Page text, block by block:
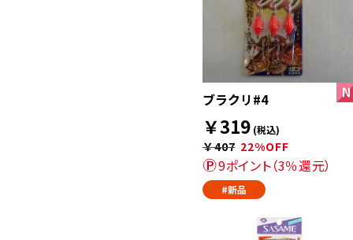
ブラクリ#4
￥319 (税込)
￥407 22%OFF
9ポイント（3％還元）
#新品